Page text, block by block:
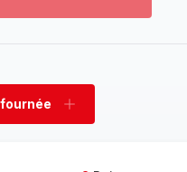
fournée
Ajouter